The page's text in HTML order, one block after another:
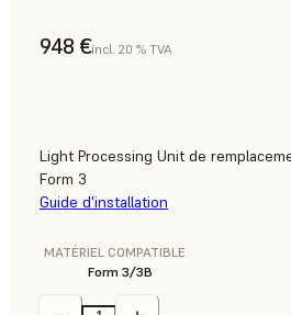
948 €incl. 20 % TVA
Light Processing Unit de
Form 3
Guide d'installation
MATÉRIEL COMPATIBLE
Form 3/3B